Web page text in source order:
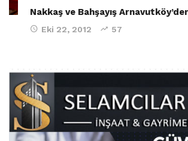
Nakkaş ve Bahşayış
Eki 22, 2012 57